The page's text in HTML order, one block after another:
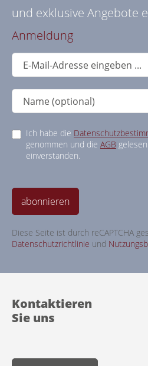
und exklusive Angebote
Anmeldung
Ich habe die
genommen und die AGB
einverstanden.
abonnieren
Diese Seite ist durch reCAPTCHA
Datenschutzrichtlinie und
Kontaktieren
Sie uns